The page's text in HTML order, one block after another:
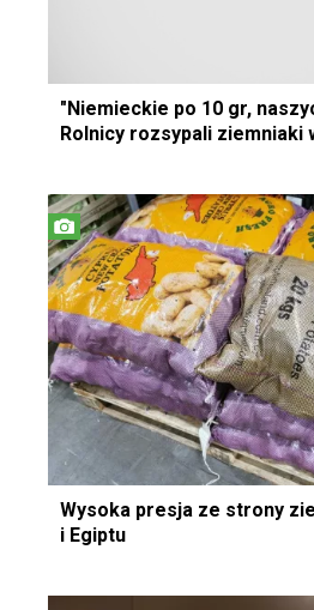
"Niemieckie po 10 gr,
Rolnicy rozsypali ziemniaki
Wysoka presja ze strony
i Egiptu